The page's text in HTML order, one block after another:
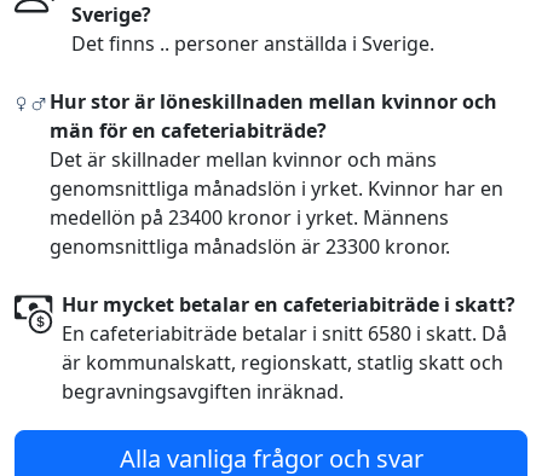
Sverige?
Det finns .. personer anställda i Sverige.
Hur stor är löneskillnaden mellan kvinnor och
män för en cafeteriabiträde?
Det är skillnader mellan kvinnor och mäns
genomsnittliga månadslön i yrket. Kvinnor har en
medellön på 23400 kronor i yrket. Männens
genomsnittliga månadslön är 23300 kronor.
Hur mycket betalar en cafeteriabiträde i skatt?
En cafeteriabiträde betalar i snitt 6580 i skatt. Då
är kommunalskatt, regionskatt, statlig skatt och
begravningsavgiften inräknad.
Alla vanliga frågor och svar